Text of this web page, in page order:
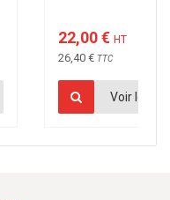
22,00 € HT
26,40 € TTC
Voir le